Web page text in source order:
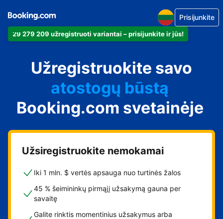
29 279 209 užregistruoti variantai – prisijunkite ir jūs!
Prisijunkite
Užregistruokite savo
apartamentus
viešbutį
atostogų būstą
svečių namus
nakvynės su pusryčiais
namus
Booking.com svetainėje
Užsiregistruokite nemokamai
Iki 1 mln. $ vertės apsauga nuo turtinės žalos
45 % šeimininkų pirmąjį užsakymą gauna per
savaitę
Galite rinktis momentinius užsakymus arba